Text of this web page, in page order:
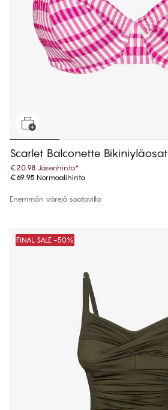
Scarlet Balconette Bikiniyläosat
€20.98 Jäsenhinta*
€69.95 Normaalihinta
Enemmän värejä saatavilla
FINAL SALE -50%